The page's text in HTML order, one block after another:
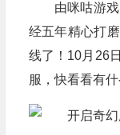
由咪咕游
经五年精心打
线了！10月26
服，快看看有